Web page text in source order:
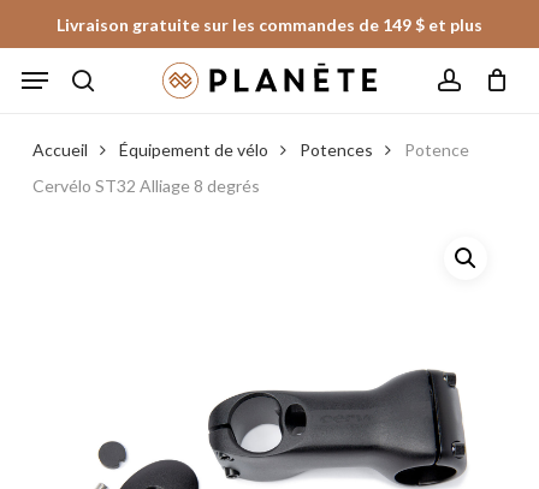
to
main
Livraison gratuite sur les commandes de 149 $ et plus
Menu
Fermer
le
panier
Accueil Équipement de vélo Potences
Potence
Cervélo ST32 Alliage 8 degrés